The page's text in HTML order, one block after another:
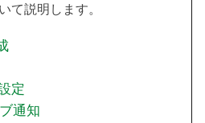
て説明します。
定
通知